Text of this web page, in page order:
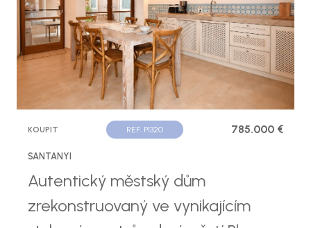
KOUPIT REF. P1320 785.000 €
SANTANYI
Autentický městský dům
zrekonstruovaný ve vynikajícím